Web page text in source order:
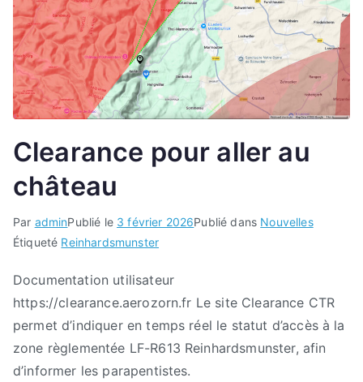
Clearance pour aller au
château
Par adminPublié le 3 février 2026Publié dans Nouvelles
Étiqueté Reinhardsmunster
Documentation utilisateur
https://clearance.aerozorn.fr Le site Clearance CTR
permet d’indiquer en temps réel le statut d’accès à la
zone règlementée LF-R613 Reinhardsmunster, afin
d’informer les parapentistes.